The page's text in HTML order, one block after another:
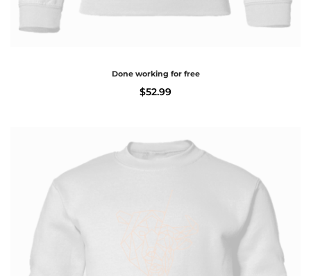
Done working for free
$52.99